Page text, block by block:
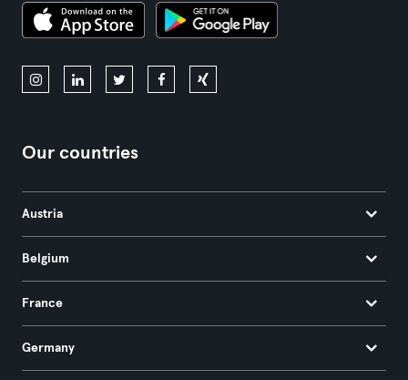
Our countries
Austria
Belgium
France
Germany